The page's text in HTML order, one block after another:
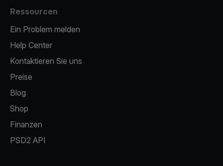
Ressourcen
Ein Problem melden
Help Center
Kontaktieren Sie uns
Preise
Blog
Shop
Finanzen
PSD2 API